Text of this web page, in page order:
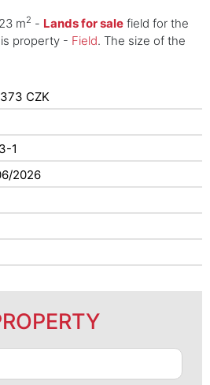
m2 - Lands for sale field for the
property - Field. The size of the
CZK
1
2026